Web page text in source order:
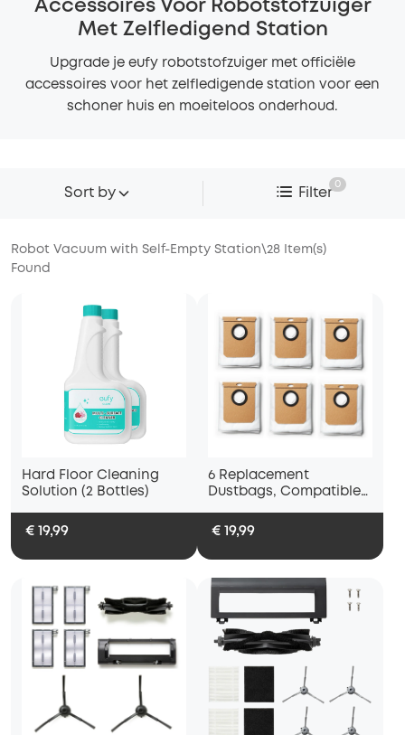
Accessoires Voor Robotstofzuiger
Met Zelfledigend Station
Upgrade je eufy robotstofzuiger met officiële
accessoires voor het zelfledigende station voor een
schoner huis en moeiteloos onderhoud.
Filter
0
Sort by
Robot Vacuum with Self-Empty Station\28
Item(s)
Found
Hard Floor Cleaning
Solution (2 Bottles)
€ 19,99
6 Replacement
Dustbags, Compatible
Empty Station
€ 19,99